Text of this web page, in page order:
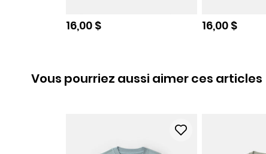
Prix de solde
16,00 $ Prix de solde
16,00 $
Vous pourriez aussi aimer ces articles